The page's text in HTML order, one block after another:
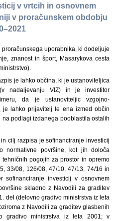
v vrtcih in osnovnem
v proračunskem obdobju
uporabnika, ki dodeljuje
znanost in šport, Masarykova cesta
je lahko občina, ki je ustanoviteljica
(v nadaljevanju VIZ) in je investitor
da je ustanoviteljic vzgojno-
je lahko prijavitelj le ena izmed občin
podlagi izdanega pooblastila ostalih
cilj razpisa je sofinanciranje investicij
normativne površine, kot jih določa
pogojih za prostor in opremo
33/08, 126/08, 47/10, 47/13, 74/16 in
sofinanciranje investicij v osnovnem
skladno z Navodili za graditev
del (delovno gradivo ministrstva iz leta
z Navodili za graditev glasbenih
gradivo ministrstva iz leta 2001; v